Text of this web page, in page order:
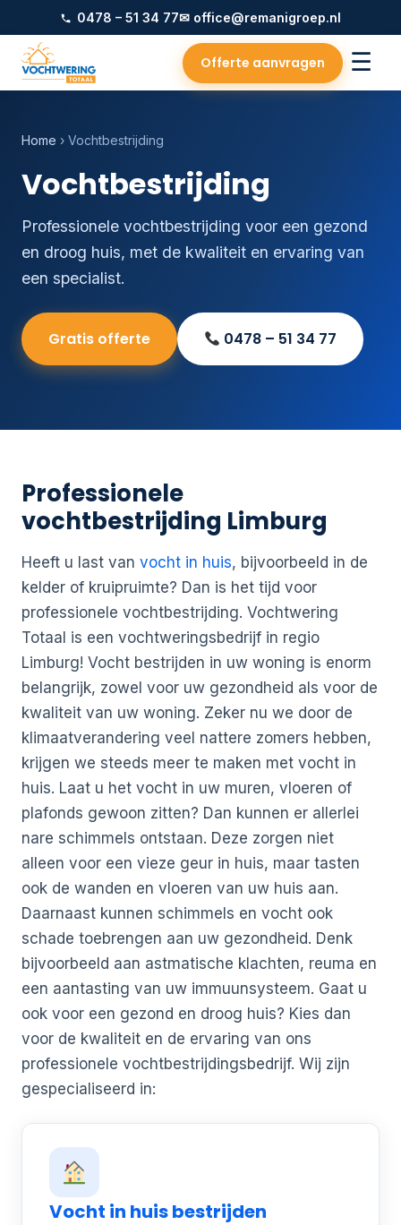
0478 – 51 34 77✉ office@remanigroep.nl
Offerte aanvragen ☰
Home › Vochtbestrijding
Vochtbestrijding
Professionele vochtbestrijding voor een gezond
en droog huis, met de kwaliteit en ervaring van
een specialist.
Gratis offerte 0478 – 51 34 77
Professionele
vochtbestrijding Limburg
Heeft u last van vocht in huis, bijvoorbeeld in de
kelder of kruipruimte? Dan is het tijd voor
professionele vochtbestrijding. Vochtwering
Totaal is een vochtweringsbedrijf in regio
Limburg! Vocht bestrijden in uw woning is enorm
belangrijk, zowel voor uw gezondheid als voor de
kwaliteit van uw woning. Zeker nu we door de
klimaatverandering veel nattere zomers hebben,
krijgen we steeds meer te maken met vocht in
huis. Laat u het vocht in uw muren, vloeren of
plafonds gewoon zitten? Dan kunnen er allerlei
nare schimmels ontstaan. Deze zorgen niet
alleen voor een vieze geur in huis, maar tasten
ook de wanden en vloeren van uw huis aan.
Daarnaast kunnen schimmels en vocht ook
schade toebrengen aan uw gezondheid. Denk
bijvoorbeeld aan astmatische klachten, reuma en
een aantasting van uw immuunsysteem. Gaat u
ook voor een gezond en droog huis? Kies dan
voor de kwaliteit en de ervaring van ons
professionele vochtbestrijdingsbedrijf. Wij zijn
gespecialiseerd in:
Vocht in huis bestrijden